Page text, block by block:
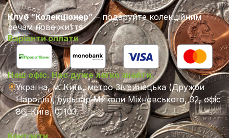
Клуб “Колекціонер”– подаруйте колекційним
речам нове життя
Варіанти оплати
Наш офіс. Нас дуже легко знайти.
Україна, м. Київ, метро Звіринецька (Дружби
Народів), бульвар Миколи Міхновського, 32, офіс
86, Київ, 01103
Контакти